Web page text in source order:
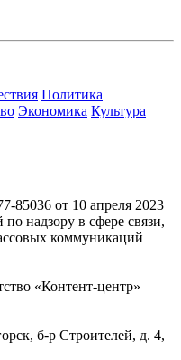
Политика
Экономика Культура
от 10 апреля 2023
надзору в сфере связи,
коммуникаций
«Контент-центр»
б-р Строителей, д. 4,